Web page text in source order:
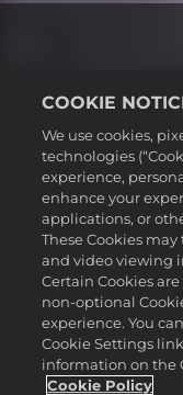
Не продавайте и не
©2016-2026 Take-
Civilization, and their
COOKIE
We use cookies,
technologies
experience,
enhance your
applications, or
These Cookies
and video viewing
Certain Cookies
non-optional
experience. You
Cookie Settings
information on the
Cookie Policy